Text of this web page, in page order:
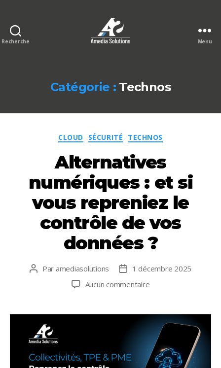
Recherche
Solutions
Menu
Catégorie : Technos
Catégories
CLOUD SÉCURITÉ TECHNOS
Alternatives
numériques : et si
vous repreniez le
contrôle de vos
données ?
Auteur
Par amediasolutions
Date
l’article
1 décembre 2025
Aucun commentairesur
:
vous
repreniez